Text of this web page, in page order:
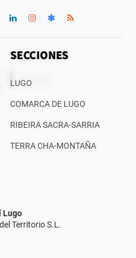
SECCIONES
LUGO
COMARCA DE LUGO
RIBEIRA SACRA-SARRIA
TERRA CHA-MONTAÑA
Lugo
Territorio S.L.